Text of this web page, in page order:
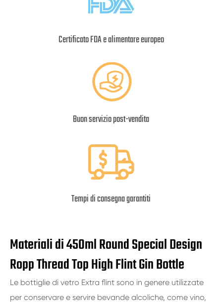
Certificato FDA e alimentare europeo
Buon servizio post-vendita
Tempi di consegna garantiti
Materiali di 450ml Round Special Design
Ropp Thread Top High Flint Gin Bottle
Le bottiglie di vetro Extra flint sono in genere utilizzate
per conservare e servire bevande alcoliche, come vino,